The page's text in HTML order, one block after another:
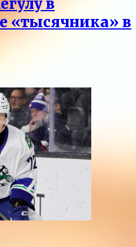
в
«тысячника» в